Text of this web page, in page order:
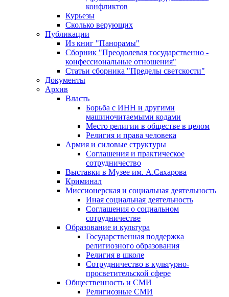
конфликтов
Курьезы
Сколько верующих
Публикации
Из книг "Панорамы"
Сборник "Преодолевая государственно -
конфессиональные отношения"
Статьи сборника "Пределы светскости"
Документы
Архив
Власть
Борьба с ИНН и другими
машиночитаемыми кодами
Место религии в обществе в целом
Религия и права человека
Армия и силовые структуры
Соглашения и практическое
сотрудничество
Выставки в Музее им. А.Сахарова
Криминал
Миссионерская и социальная деятельность
Иная социальная деятельность
Соглашения о социальном
сотрудничестве
Образование и культура
Государственная поддержка
религиозного образования
Религия в школе
Сотрудничество в культурно-
просветительской сфере
Общественность и СМИ
Религиозные СМИ